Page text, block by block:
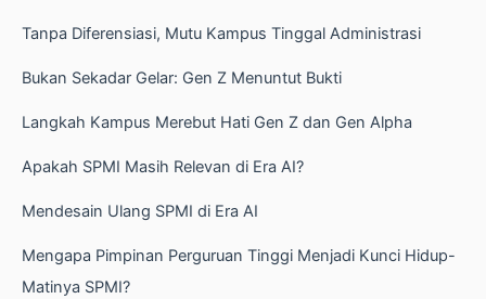
Tanpa Diferensiasi, Mutu Kampus Tinggal Administrasi
Bukan Sekadar Gelar: Gen Z Menuntut Bukti
Langkah Kampus Merebut Hati Gen Z dan Gen Alpha
Apakah SPMI Masih Relevan di Era AI?
Mendesain Ulang SPMI di Era AI
Mengapa Pimpinan Perguruan Tinggi Menjadi Kunci Hidup-
Matinya SPMI?